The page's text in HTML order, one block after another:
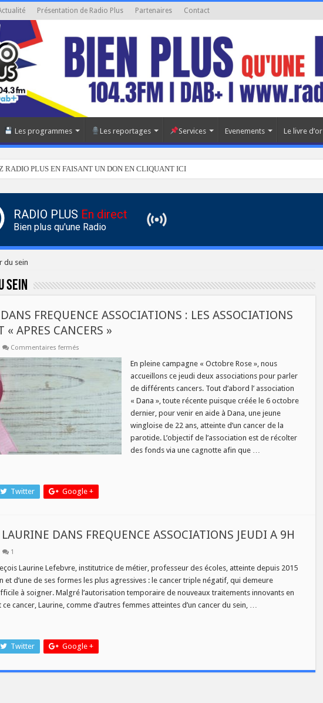
Présentation de Radio Plus Partenaires Contact
Les programmes Les reportages Services Evenements Le livre d’or
RADIO PLUS EN FAISANT UN DON EN CLIQUANT ICI
RADIO PLUS En direct
Bien plus qu'une Radio
du sein
sein
FREQUENCE ASSOCIATIONS : LES ASSOCIATIONS
« APRES CANCERS »
Commentaires ferméssur
9H
DANS
FREQUENCE
ASSOCIATIONS
LES
ASSOCIATIONS
« DANA »
ET
« APRES
CANCERS »
En pleine campagne « Octobre Rose », nous
accueillons ce jeudi deux associations pour parler
de différents cancers. Tout d’abord l’ association
« Dana », toute récente puisque créée le 6 octobre
dernier, pour venir en aide à Dana, une jeune
wingloise de 22 ans, atteinte d’un cancer de la
parotide. L’objectif de l’association est de récolter
des fonds via une cagnotte afin que …
Twitter Google +
LAURINE DANS FREQUENCE ASSOCIATIONS JEUDI A 9H
1
Laurine Lefebvre, institutrice de métier, professeur des écoles, atteinte depuis 2015
et d’une de ses formes les plus agressives : le cancer triple négatif, qui demeure
à soigner. Malgré l’autorisation temporaire de nouveaux traitements innovants en
cancer, Laurine, comme d’autres femmes atteintes d’un cancer du sein, …
Twitter Google +